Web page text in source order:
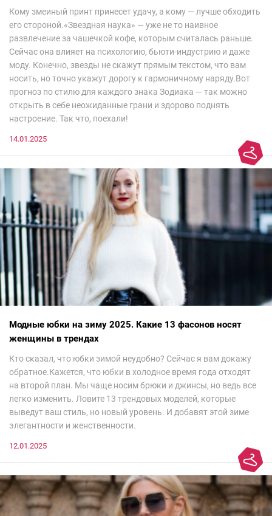
Кому змеиный принт принесет удачу, а кому — лучше обходить
его стороной.«Звездная наука» — уже не то наивное
развлечение за чашечкой кофе, которым считалась раньше.
Сейчас она влияет на психологию, бьюти-индустрию и даже
моду. Конечно, звезды не скажут прямым текстом, что вам
носить, но точно укажут дорогу к гармоничному наряду.Вот
прогноз по стилю для каждого знака Зодиака — так можно
открыть в себе неожиданные грани и здорово поднять
настроение. Так что, поехали!
14.01.2025
Модные юбки на зиму 2025. Какие 13 фасонов носят
женщины в трендах
Кто сказал, что юбки зимой неудобно? Сейчас я вам докажу
обратное.Кажется, что юбки в холодное время года отходят
на второй план. Мы чаще носим брюки и джинсы, но ведь все
легко изменить. Ловите 13 трендовых моделей, которые
выведут ваш стиль, но новый уровень. И добавят этой зиме
элегантности и женственности.
12.01.2025